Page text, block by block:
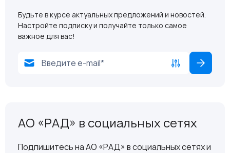
Будьте в курсе актуальных предложений и новостей.
Настройте подписку и получайте только самое
важное для вас!
АО «РАД» в социальных сетях
Подпишитесь на АО «РАД» в социальных сетях и